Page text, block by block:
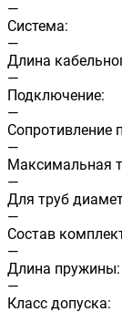
—
Система:
—
Длина
—
Подключение:
—
Сопротивление
—
Максимальная
—
Для труб
—
Состав
—
Длина пружины:
—
Класс допуска: